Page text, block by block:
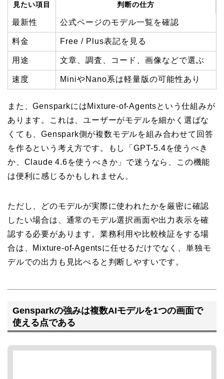
見たい項目 判断の仕方
最新性 公式ページのモデル一覧を確認
料金 Free / Plus表記を見る
用途 文章、調査、コード、画像などで選ぶ
速度 MiniやNano系は軽量版の可能性あり
また、GensparkにはMixture-of-Agentsという仕組みが
あります。これは、ユーザーがモデルを細かく選ばな
くても、Genspark側が複数モデルを組み合わせて回答
を作るという考え方です。もし「GPT-5.4を使うべき
か、Claude 4.6を使うべきか」で迷うなら、この機能
は便利に感じるかもしれません。
ただし、どのモデルが実際に使われたかを厳密に確認
したい場合は、通常のモデル選択画面や出力表示を確
認する必要があります。業務利用や比較検証をする場
合は、Mixture-of-Agentsに任せるだけでなく、単独モ
デルでの出力も見比べると判断しやすいです。
Gensparkの強みは複数AIモデルを1つの画面で
使える点である